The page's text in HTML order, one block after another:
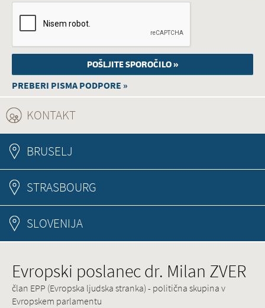
PREBERI PISMA PODPORE »
KONTAKT
BRUSELJ
STRASBOURG
SLOVENIJA
Evropski poslanec dr. Milan ZVER
član EPP (Evropska ljudska stranka) - politična skupina v
Evropskem parlamentu